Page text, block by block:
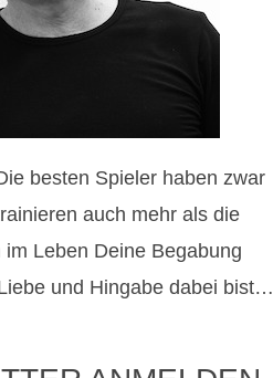
besten Spieler haben zwar
auch mehr als die
Leben Deine Begabung
und Hingabe dabei bist…